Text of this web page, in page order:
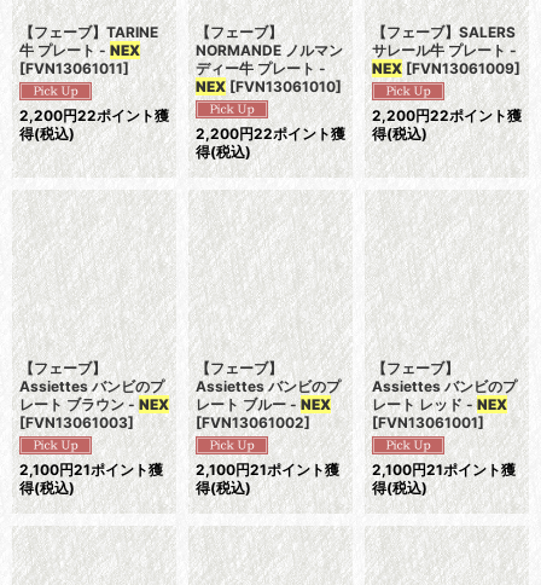
【フェーブ】TARINE
牛 プレート -NEX
[FVN13061011]
2,200円22ポイント獲
得(税込)
【フェーブ】
NORMANDE ノルマン
ディー牛 プレート -
NEX [FVN13061010]
2,200円22ポイント獲
得(税込)
【フェーブ】SALERS
サレール牛 プレート -
NEX [FVN13061009]
2,200円22ポイント獲
得(税込)
【フェーブ】
Assiettes バンビのプ
レート ブラウン - NEX
[FVN13061003]
2,100円21ポイント獲
得(税込)
【フェーブ】
Assiettes バンビのプ
レート ブルー -NEX
[FVN13061002]
2,100円21ポイント獲
得(税込)
【フェーブ】
Assiettes バンビのプ
レート レッド -NEX
[FVN13061001]
2,100円21ポイント獲
得(税込)